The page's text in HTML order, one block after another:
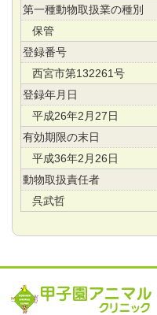
第一種動物取扱業の種別
保管
登録番号
西宮市第132261号
登録年月日
平成26年2月27日
有効期限の末日
平成36年2月26日
動物取扱責任者
呉武哲